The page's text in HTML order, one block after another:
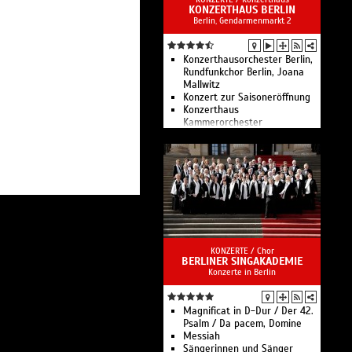
Berlin
Konzerte der Berliner
Philharmoniker
KONZERTHAUS BERLIN
Berlin, Gendarmenmarkt 2
Konzerthausorchester Berlin,
Rundfunkchor Berlin, Joana
Mallwitz
Konzert zur Saisoneröffnung
Konzerthaus
Kammerorchester
Konzerthausorchester
Kammermusikmatinee des
Konzerthausorchesters
Mittendrin
Konzerthausorchester Berlin,
Iván Fischer, Patricia
Kopatchinskaja
8ZEHN30 – Kurzkonzert
Konzerthausorchester Berlin,
Oscar Jockel, Vera-Lotte
Boecker
Tag der offenen Tür
Kammermusik des
Konzerthausorchesters
Konzerthausorchester Berlin,
François Leleux
Mozart-Matinee
KONZERTE / Chor
BERLINER SINGAKADEMIE
Konzerte in Berlin
Magnificat in D-Dur / Der 42.
Psalm / Da pacem, Domine
Messiah
Sängerinnen und Sänger